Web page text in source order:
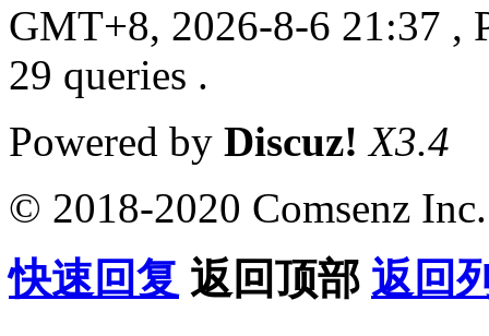
GMT+8, 2026-8-6 21:37 ,
29 queries .
Powered by Discuz! X3.4
© 2018-2020 Comsenz Inc.
快速回复 返回顶部 返回